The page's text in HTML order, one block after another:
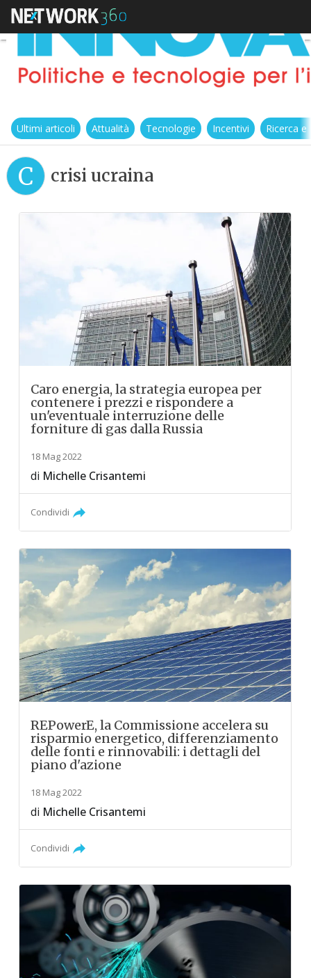
Ultimi articoli Attualità Tecnologie Incentivi Ricerca
C crisi ucraina
Caro energia, la strategia europea per
contenere i prezzi e rispondere a
un'eventuale interruzione delle
forniture di gas dalla Russia
18 Mag 2022
di Michelle Crisantemi
Condividi
REPowerE, la Commissione accelera su
risparmio energetico, differenziamento
delle fonti e rinnovabili: i dettagli del
piano d'azione
18 Mag 2022
di Michelle Crisantemi
Condividi